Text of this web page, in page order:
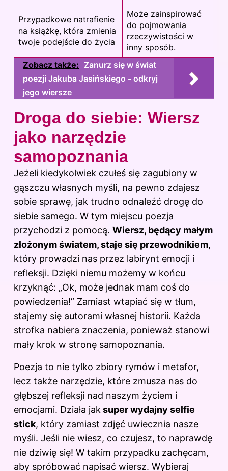
Przypadkowe natrafienie
na książkę, która zmienia
twoje podejście do życia
Może zainspirować
do pojmowania
rzeczywistości w
inny sposób.
Zobacz także: Zanurz się w świat
poezji Jakuba Jasińskiego - odkryj
jego wiersze
Droga do siebie: Wiersz
jako narzędzie
samopoznania
Jeżeli kiedykolwiek czułeś się zagubiony w
gąszczu własnych myśli, na pewno zdajesz
sobie sprawę, jak trudno odnaleźć drogę do
siebie samego. W tym miejscu poezja
przychodzi z pomocą. Wiersz, będący małym
złożonym światem, staje się przewodnikiem,
który prowadzi nas przez labirynt emocji i
refleksji. Dzięki niemu możemy w końcu
krzyknąć: „Ok, może jednak mam coś do
powiedzenia!” Zamiast wtapiać się w tłum,
stajemy się autorami własnej historii. Każda
strofka nabiera znaczenia, ponieważ stanowi
mały krok w stronę samopoznania.
Poezja to nie tylko zbiory rymów i metafor,
lecz także narzędzie, które zmusza nas do
głębszej refleksji nad naszym życiem i
emocjami. Działa jak super wydajny selfie
stick, który zamiast zdjęć uwiecznia nasze
myśli. Jeśli nie wiesz, co czujesz, to naprawdę
nie dziwię się! W takim przypadku zachęcam,
aby spróbować napisać wiersz. Wybieraj